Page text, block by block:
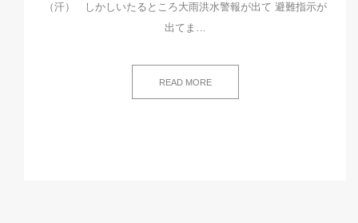
（汗） しかしいたるところ大雨洪水警報が出て 避難指示が
出てま…
READ MORE